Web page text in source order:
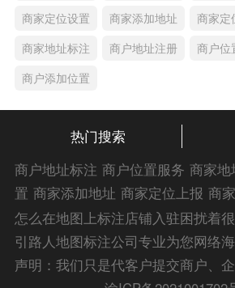
商家定位设置
商家添加地址
商家定
商家地址标注
商户地址注册
商户位
商户添加位置
热门搜索
商户地址标注 商户位置服务 商家地
置 商家添加地址 商家定位上报 商
址注册 商户位置标注 商户添加位置
家添加位置 商户位置入驻 位置添加
册 商户位置标注服务 公司添加位置
怎么在地图上标注店铺入驻困扰着
引路人地图标注公司专业为您网络
注店铺入驻解答信息，为您的企业